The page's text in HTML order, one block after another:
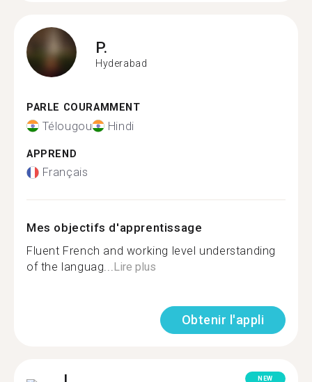
P.
Hyderabad
PARLE COURAMMENT
Télougou Hindi
APPREND
Français
Mes objectifs d'apprentissage
Fluent French and working level understanding
of the languag...Lire plus
Obtenir l'appli
NEW